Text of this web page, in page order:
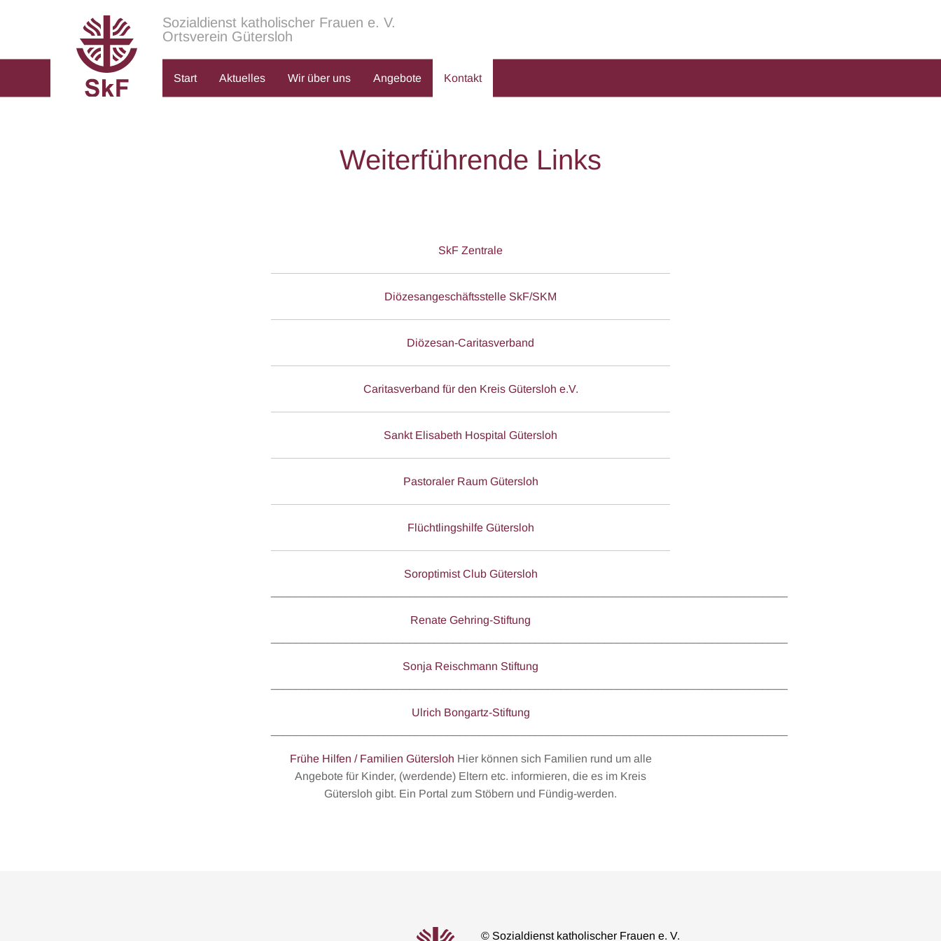
Sozialdienst katholischer Frauen e. V.
Ortsverein Gütersloh
Start Aktuelles Wir über uns Angebote Kontakt
Weiterführende Links
SkF Zentrale
Diözesangeschäftsstelle SkF/SKM
Diözesan-Caritasverband
Caritasverband für den Kreis Gütersloh e.V.
Sankt Elisabeth Hospital Gütersloh
Pastoraler Raum Gütersloh
Flüchtlingshilfe Gütersloh
Soroptimist Club Gütersloh
Renate Gehring-Stiftung
Sonja Reischmann Stiftung
Ulrich Bongartz-Stiftung
Frühe Hilfen / Familien Gütersloh Hier können sich Familien rund um alle
Angebote für Kinder, (werdende) Eltern etc. informieren, die es im Kreis
Gütersloh gibt. Ein Portal zum Stöbern und Fündig-werden.
© Sozialdienst katholischer Frauen e. V.